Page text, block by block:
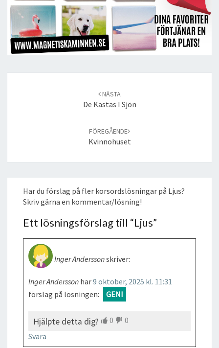
NÄSTA
De Kastas I Sjön
FÖREGÅENDE
Kvinnohuset
Har du förslag på fler korsordslösningar på Ljus?
Skriv gärna en kommentar/lösning!
Ett lösningsförslag till “Ljus”
Inger Anderssonskriver:
9 oktober, 2025 kl. 11:31
Inger Andersson har
förslag på lösningen:
GENI
Hjälpte detta dig? 0
0
Svara